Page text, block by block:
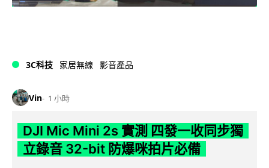
3C科技 家居無線 影音產品
Vin 1 小時
DJI Mic Mini 2s 實測 四發一收同步獨
立錄音 32-bit 防爆咪拍片必備